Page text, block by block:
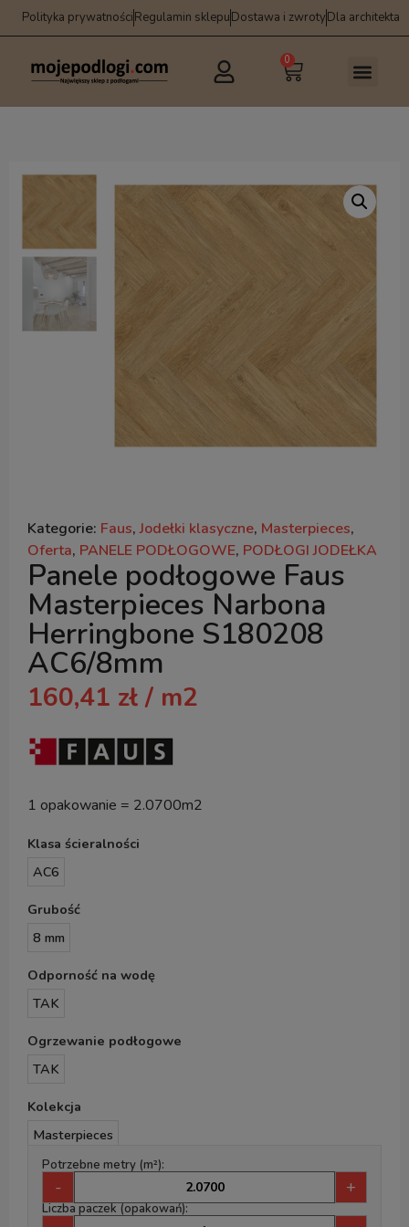
Polityka prywatnościRegulamin sklepuDostawa i zwrotyDla architekta
0
Kategorie: Faus,Jodełki klasyczne, Masterpieces,
Oferta, PANELE PODŁOGOWE, PODŁOGI JODEŁKA
Panele podłogowe Faus
Masterpieces Narbona
Herringbone S180208
AC6/8mm
160,41 zł / m2
1 opakowanie = 2.0700m2
Klasa ścieralności
AC6
Grubość
8 mm
Odporność na wodę
TAK
Ogrzewanie podłogowe
TAK
Kolekcja
Masterpieces
Potrzebne metry (m²):
- +
Liczba paczek (opakowań):